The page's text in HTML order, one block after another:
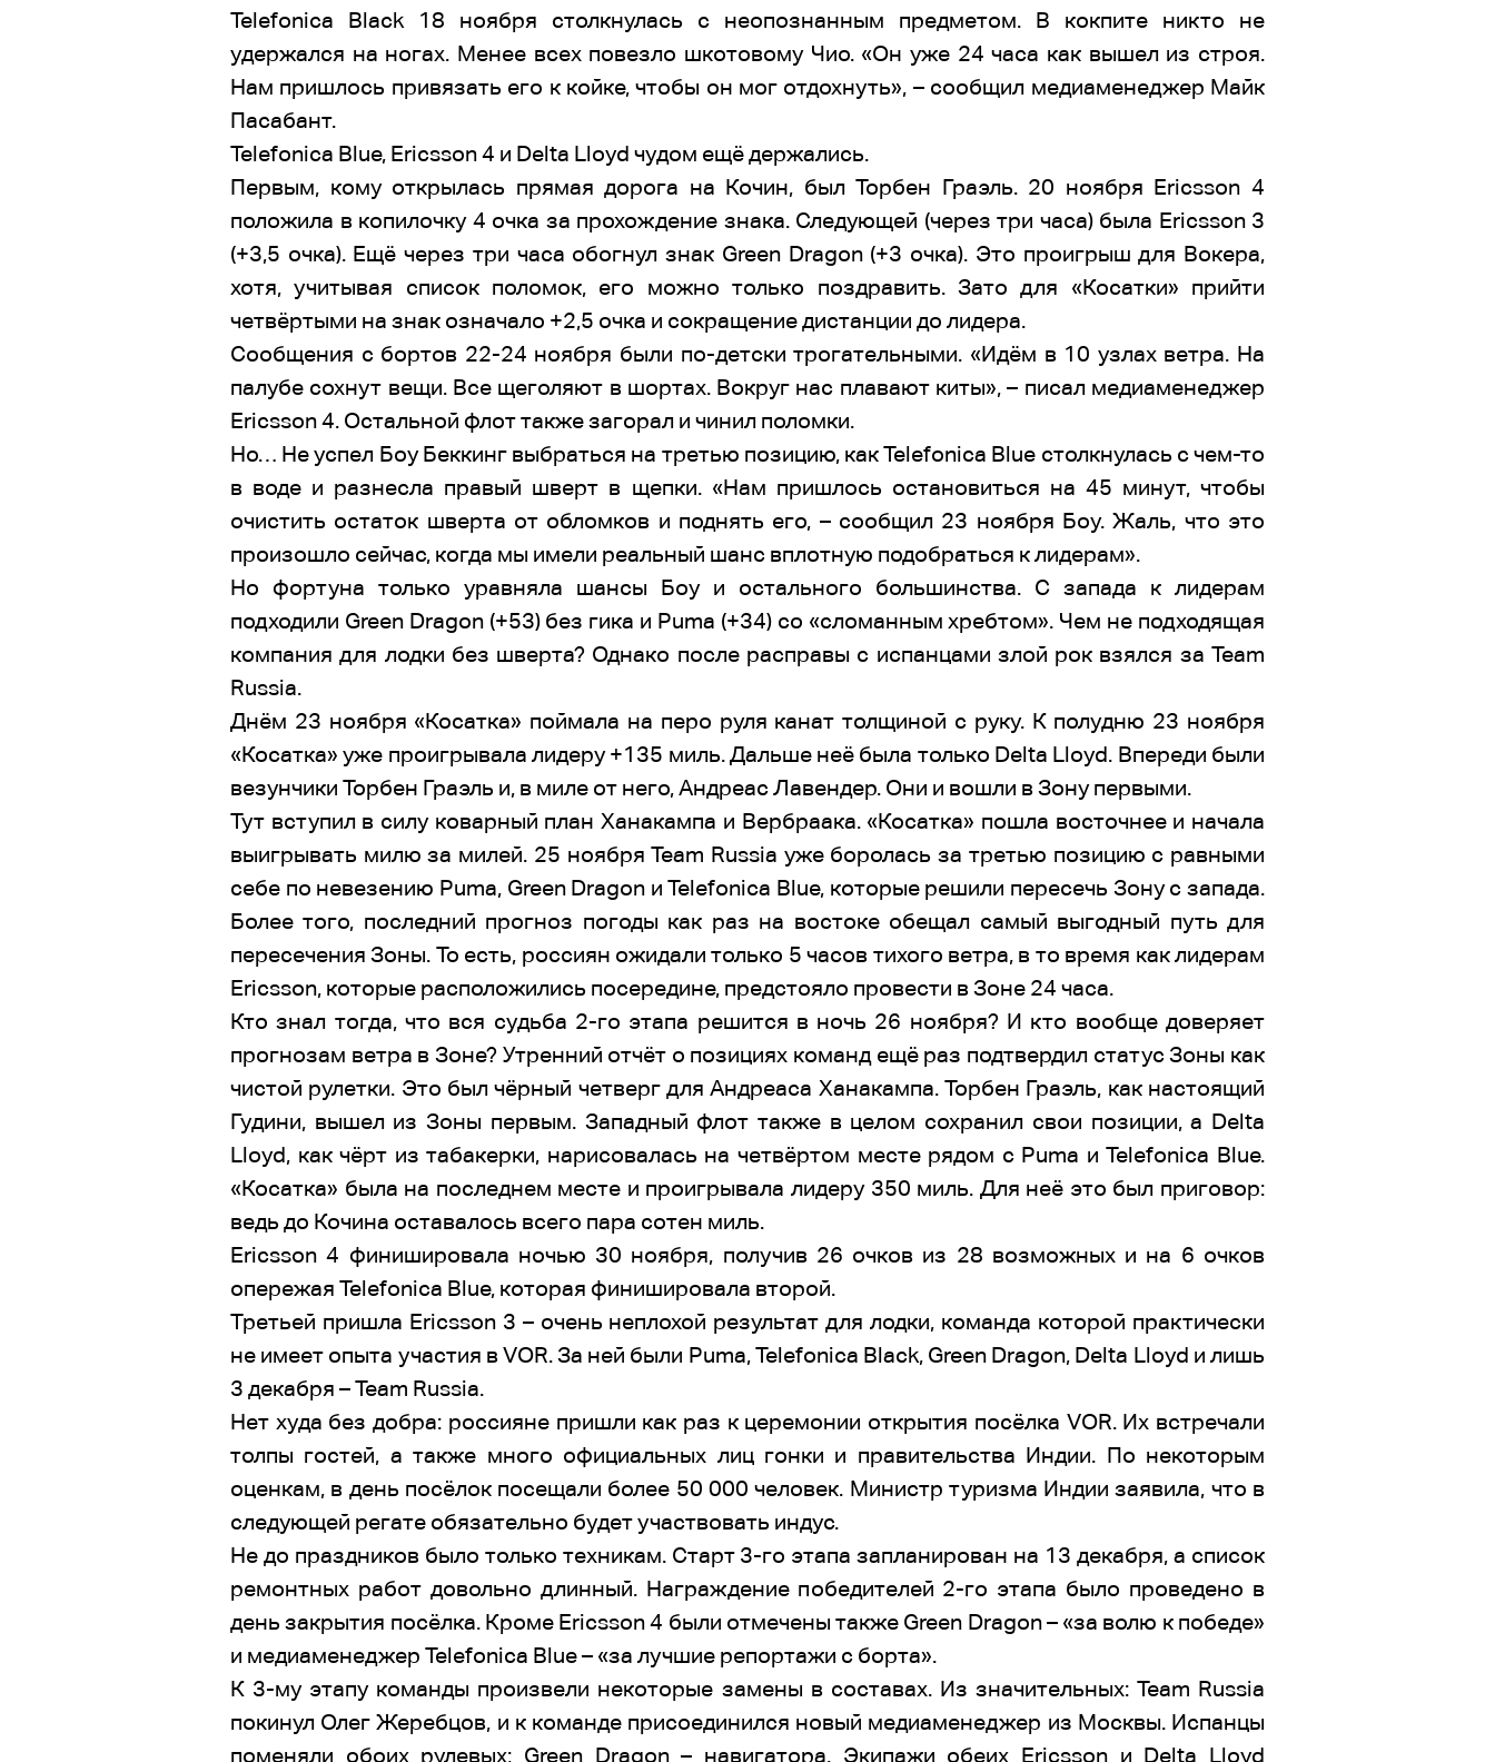
Telefonica Black 18 ноября столкнулась с неопознанным предметом. В кокпите никто не
удержался на ногах. Менее всех повезло шкотовому Чио. «Он уже 24 часа как вышел из строя.
Нам пришлось привязать его к койке, чтобы он мог отдохнуть», – сообщил медиаменеджер Майк
Пасабант.
Telefonica Blue, Ericsson 4 и Delta Lloyd чудом ещё держались.
Первым, кому открылась прямая дорога на Кочин, был Торбен Граэль. 20 ноября Ericsson 4
положила в копилочку 4 очка за прохождение знака. Следующей (через три часа) была Ericsson 3
(+3,5 очка). Ещё через три часа обогнул знак Green Dragon (+3 очка). Это проигрыш для Вокера,
хотя, учитывая список поломок, его можно только поздравить. Зато для «Косатки» прийти
четвёртыми на знак означало +2,5 очка и сокращение дистанции до лидера.
Сообщения с бортов 22-24 ноября были по-детски трогательными. «Идём в 10 узлах ветра. На
палубе сохнут вещи. Все щеголяют в шортах. Вокруг нас плавают киты», – писал медиаменеджер
Ericsson 4. Остальной флот также загорал и чинил поломки.
Но… Не успел Боу Беккинг выбраться на третью позицию, как Telefonica Blue столкнулась с чем-то
в воде и разнесла правый шверт в щепки. «Нам пришлось остановиться на 45 минут, чтобы
очистить остаток шверта от обломков и поднять его, – сообщил 23 ноября Боу. Жаль, что это
произошло сейчас, когда мы имели реальный шанс вплотную подобраться к лидерам».
Но фортуна только уравняла шансы Боу и остального большинства. С запада к лидерам
подходили Green Dragon (+53) без гика и Puma (+34) со «сломанным хребтом». Чем не подходящая
компания для лодки без шверта? Однако после расправы с испанцами злой рок взялся за Team
Russia.
Днём 23 ноября «Косатка» поймала на перо руля канат толщиной с руку. К полудню 23 ноября
«Косатка» уже проигрывала лидеру +135 миль. Дальше неё была только Delta Lloyd. Впереди были
везунчики Торбен Граэль и, в миле от него, Андреас Лавендер. Они и вошли в Зону первыми.
Тут вступил в силу коварный план Ханакампа и Вербраака. «Косатка» пошла восточнее и начала
выигрывать милю за милей. 25 ноября Team Russia уже боролась за третью позицию с равными
себе по невезению Puma, Green Dragon и Telefonica Blue, которые решили пересечь Зону с запада.
Более того, последний прогноз погоды как раз на востоке обещал самый выгодный путь для
пересечения Зоны. То есть, россиян ожидали только 5 часов тихого ветра, в то время как лидерам
Ericsson, которые расположились посередине, предстояло провести в Зоне 24 часа.
Кто знал тогда, что вся судьба 2-го этапа решится в ночь 26 ноября? И кто вообще доверяет
прогнозам ветра в Зоне? Утренний отчёт о позициях команд ещё раз подтвердил статус Зоны как
чистой рулетки. Это был чёрный четверг для Андреаса Ханакампа. Торбен Граэль, как настоящий
Гудини, вышел из Зоны первым. Западный флот также в целом сохранил свои позиции, а Delta
Lloyd, как чёрт из табакерки, нарисовалась на четвёртом месте рядом с Puma и Telefonica Blue.
«Косатка» была на последнем месте и проигрывала лидеру 350 миль. Для неё это был приговор:
ведь до Кочина оставалось всего пара сотен миль.
Ericsson 4 финишировала ночью 30 ноября, получив 26 очков из 28 возможных и на 6 очков
опережая Telefonica Blue, которая финишировала второй.
Третьей пришла Ericsson 3 – очень неплохой результат для лодки, команда которой практически
не имеет опыта участия в VOR. За ней были Puma, Telefonica Black, Green Dragon, Delta Lloyd и лишь
3 декабря – Team Russia.
Нет худа без добра: россияне пришли как раз к церемонии открытия посёлка VOR. Их встречали
толпы гостей, а также много официальных лиц гонки и правительства Индии. По некоторым
оценкам, в день посёлок посещали более 50 000 человек. Министр туризма Индии заявила, что в
следующей регате обязательно будет участвовать индус.
Не до праздников было только техникам. Старт 3-го этапа запланирован на 13 декабря, а список
ремонтных работ довольно длинный. Награждение победителей 2-го этапа было проведено в
день закрытия посёлка. Кроме Ericsson 4 были отмечены также Green Dragon – «за волю к победе»
и медиаменеджер Telefonica Blue – «за лучшие репортажи с борта».
К 3-му этапу команды произвели некоторые замены в составах. Из значительных: Team Russia
покинул Олег Жеребцов, и к команде присоединился новый медиаменеджер из Москвы. Испанцы
поменяли обоих рулевых; Green Dragon – навигатора. Экипажи обеих Ericsson и Delta Lloyd